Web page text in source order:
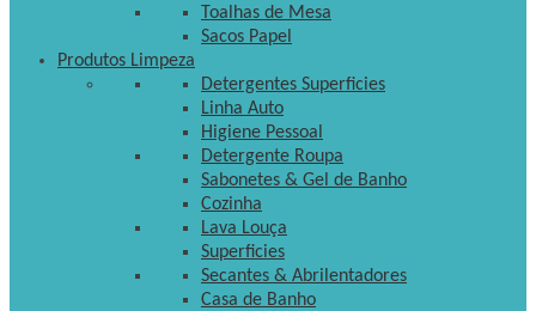
Toalhas de Mesa
Sacos Papel
Produtos Limpeza
Detergentes Superficies
Linha Auto
Higiene Pessoal
Detergente Roupa
Sabonetes & Gel de Banho
Cozinha
Lava Louça
Superficies
Secantes & Abrilentadores
Casa de Banho